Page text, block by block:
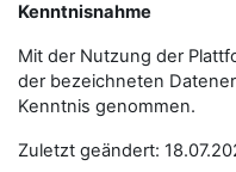
Kenntnisnahme
Mit der Nutzung der
der bezeichneten
Kenntnis genommen.
Zuletzt geändert: